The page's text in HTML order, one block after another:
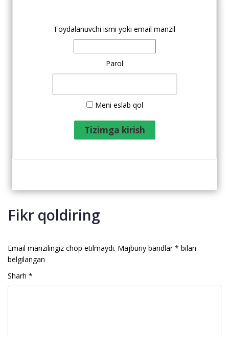
Foydalanuvchi ismi yoki email manzil
Parol
Meni eslab qol
Fikr qoldiring
Email manzilingiz chop etilmaydi. Majburiy bandlar* bilan
belgilangan
Sharh *